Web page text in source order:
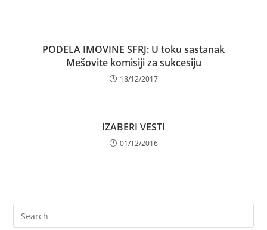
PODELA IMOVINE SFRJ: U toku sastanak
Mešovite komisiji za sukcesiju
18/12/2017
IZABERI VESTI
01/12/2016